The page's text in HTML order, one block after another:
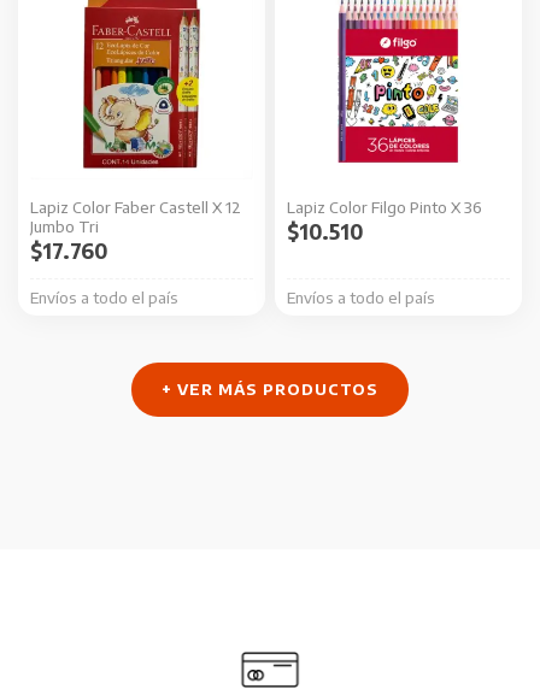
Lapiz Color Faber Castell X 12
Jumbo Tri
Envíos a todo el país
$17.760
Lapiz Color Filgo Pinto X 36
Envíos a todo el país
$10.510
+ VER MÁS PRODUCTOS